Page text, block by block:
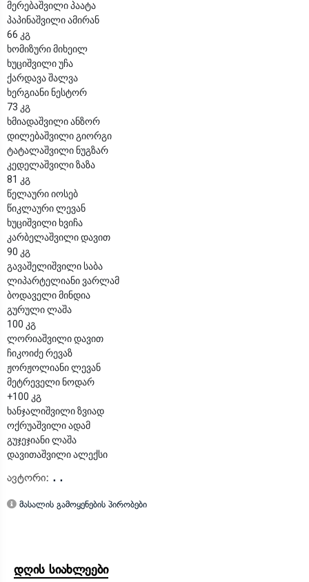
მერებაშვილი პაატა
პაპინაშვილი ამირან
66 კგ
ხომიზური მიხეილ
ხუციშვილი უჩა
ქარდავა შალვა
ხერგიანი ნესტორ
73 კგ
ხმიადაშვილი ანზორ
დილებაშვილი გიორგი
ტატალაშვილი ნუგზარ
კედელაშვილი ზაზა
81 კგ
წელაური იოსებ
წიკლაური ლევან
ხუციშვილი ხვიჩა
კარბელაშვილი დავით
90 კგ
გავაშელიშვილი საბა
ლიპარტელიანი ვარლამ
ბოდაველი მინდია
გურული ლაშა
100 კგ
ლორიაშვილი დავით
ჩიკოიძე რევაზ
ჟორჟოლიანი ლევან
მეტრეველი ნოდარ
+100 კგ
ხანჯალიშვილი ზვიად
ოქრუაშვილი ადამ
გუჯეჯიანი ლაშა
დავითაშვილი ალექსი
ავტორი: . .
მასალის გამოყენების პირობები
დღის სიახლეები